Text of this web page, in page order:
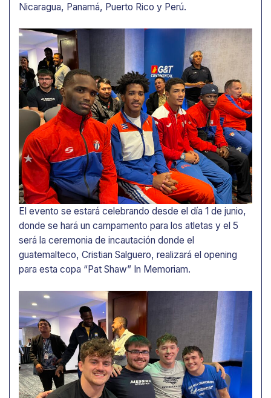
Nicaragua, Panamá, Puerto Rico y Perú.
El evento se estará celebrando desde el día 1 de junio,
donde se hará un campamento para los atletas y el 5
será la ceremonia de incautación donde el
guatemalteco, Cristian Salguero, realizará el opening
para esta copa “Pat Shaw” In Memoriam.